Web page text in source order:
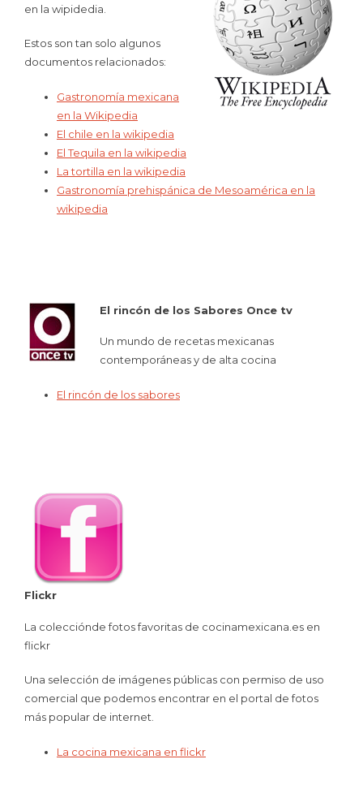
en la wipidedia.
Estos son tan solo algunos
documentos relacionados:
Gastronomía mexicana
en la Wikipedia
El chile en la wikipedia
El Tequila en la wikipedia
La tortilla en la wikipedia
Gastronomía prehispánica de Mesoamérica en la
wikipedia
El rincón de los Sabores Once tv
Un mundo de recetas mexicanas
contemporáneas y de alta cocina
El rincón de los sabores
Flickr
La colecciónde fotos favoritas de cocinamexicana.es en
flickr
Una selección de imágenes públicas con permiso de uso
comercial que podemos encontrar en el portal de fotos
más popular de internet.
La cocina mexicana en flickr